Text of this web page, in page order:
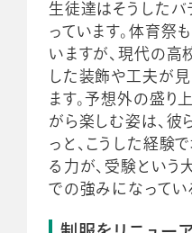
生徒達はそうしたバ
っています。体育祭
いますが、現代の高
した装飾や工夫が見
ます。予想外の盛り
がら楽しむ姿は、彼
っと、こうした経験
る力が、受験という
での強みになってい